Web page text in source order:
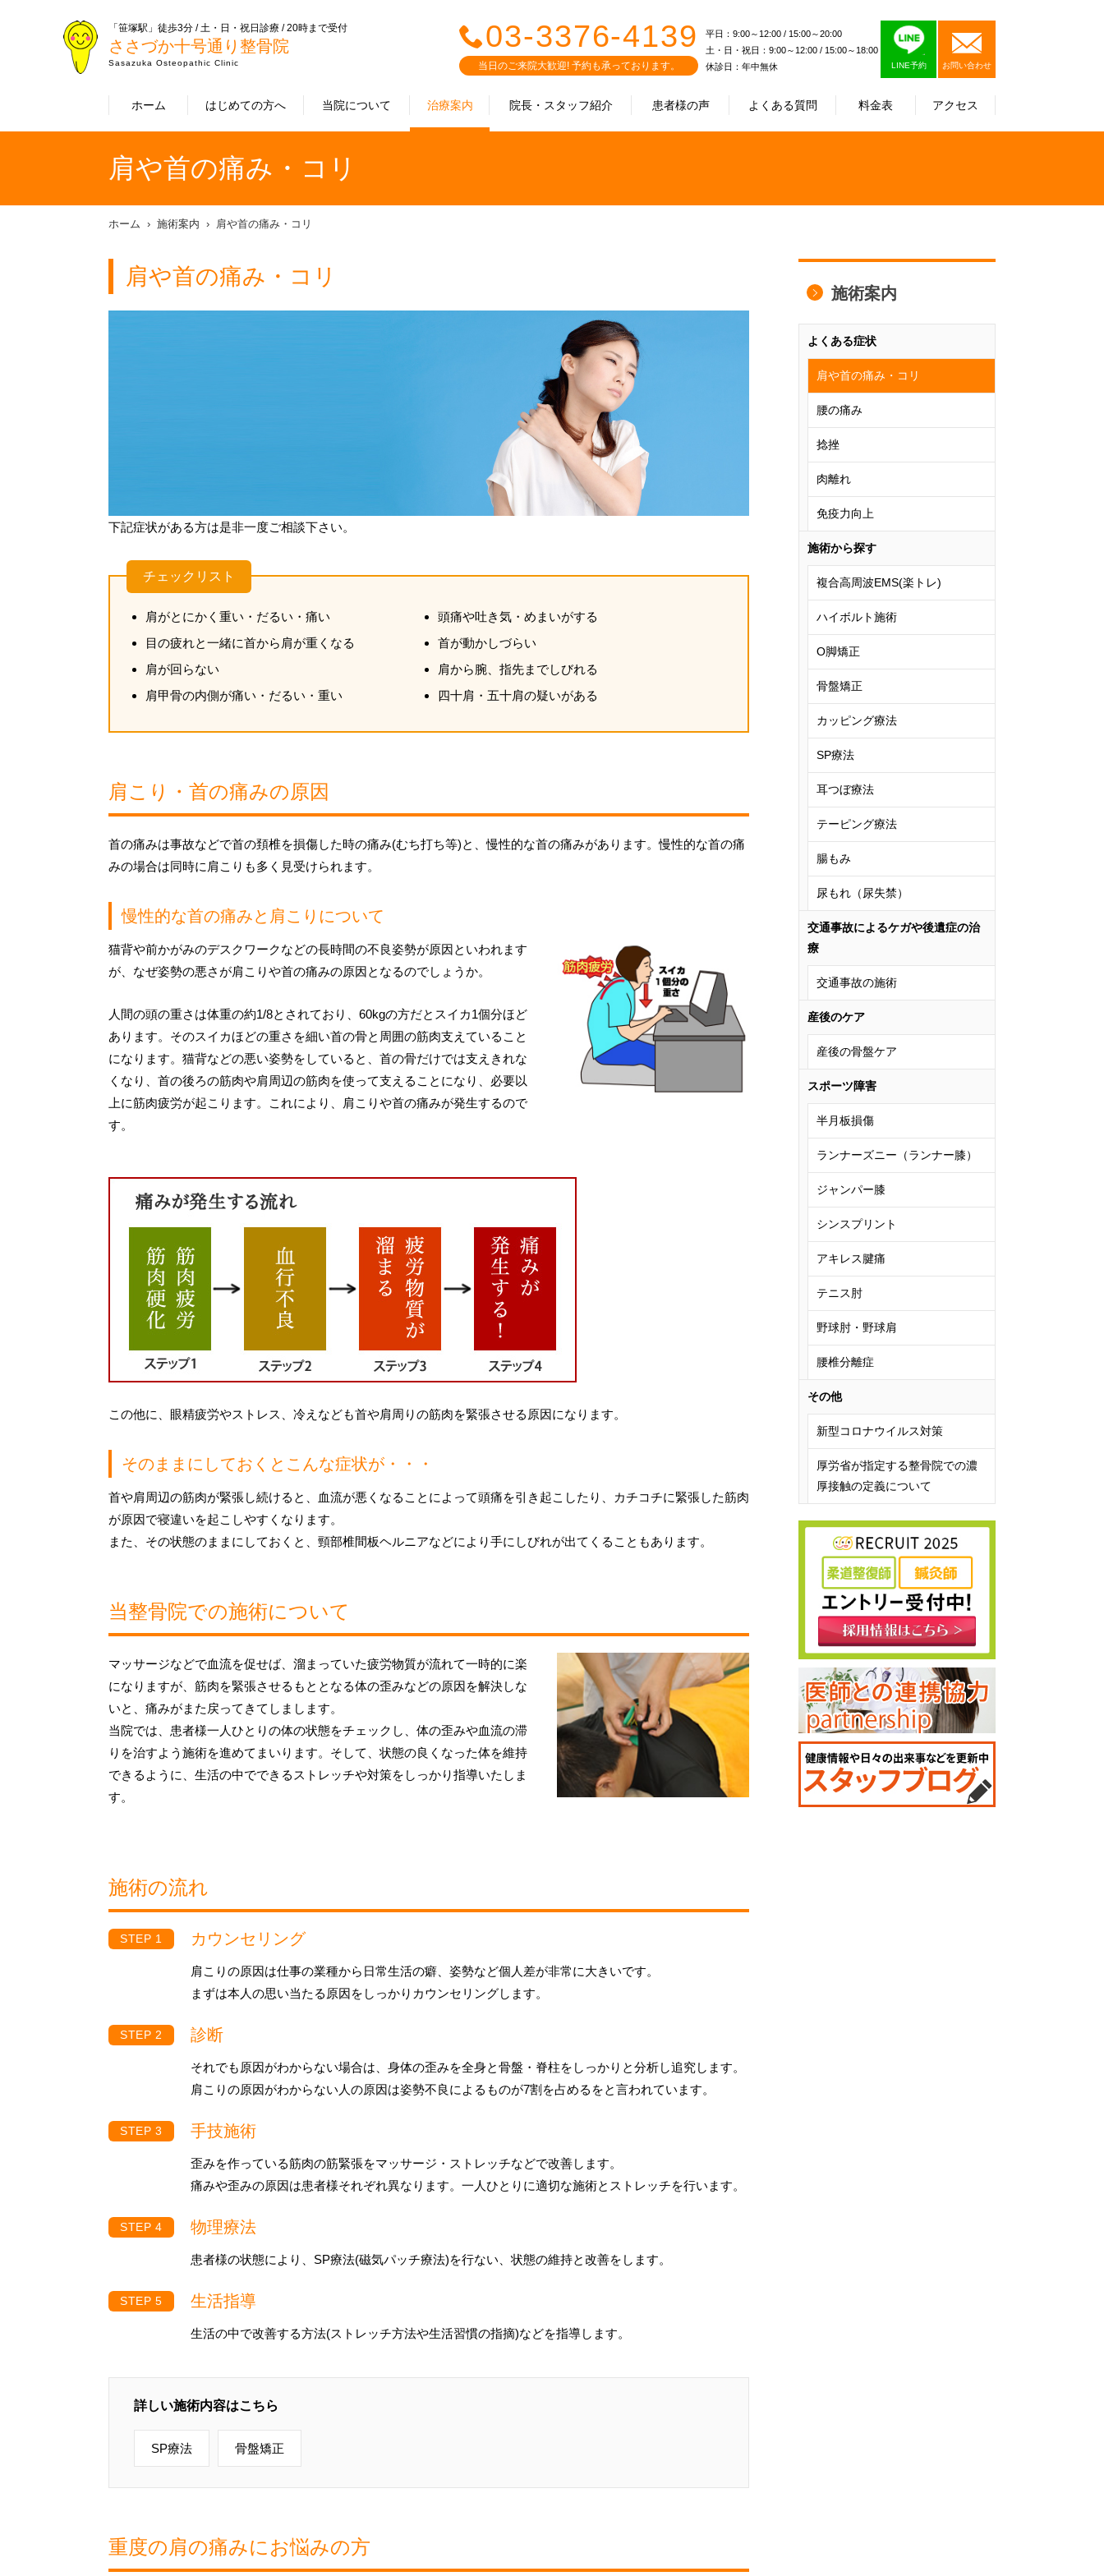
「笹塚駅」徒歩3分 / 土・日・祝日診療 / 20時まで受付
ささづか十号通り整骨院
Sasazuka Osteopathic Clinic
ホーム はじめての方へ 当院について 治療案内 院長・スタッフ紹介 患者様の声 よくある質問 料金表 アクセス
03-3376-4139
当日のご来院大歓迎! 予約も承っております。
平日：9:00～12:00 / 15:00～20:00
土・日・祝日：9:00～12:00 / 15:00～18:00
休診日：年中無休
LINE予約 お問い合わせ
肩や首の痛み・コリ
ホーム 施術案内 肩や首の痛み・コリ
肩や首の痛み・コリ
下記症状がある方は是非一度ご相談下さい。
チェックリスト
肩がとにかく重い・だるい・痛い
頭痛や吐き気・めまいがする
目の疲れと一緒に首から肩が重くなる
首が動かしづらい
肩が回らない
肩から腕、指先までしびれる
肩甲骨の内側が痛い・だるい・重い
四十肩・五十肩の疑いがある
肩こり・首の痛みの原因
首の痛みは事故などで首の頚椎を損傷した時の痛み(むち打ち等)と、慢性的な首の痛みがあります。慢性的な首の痛
みの場合は同時に肩こりも多く見受けられます。
慢性的な首の痛みと肩こりについて
猫背や前かがみのデスクワークなどの長時間の不良姿勢が原因といわれます
が、なぜ姿勢の悪さが肩こりや首の痛みの原因となるのでしょうか。
人間の頭の重さは体重の約1/8とされており、60kgの方だとスイカ1個分ほど
あります。そのスイカほどの重さを細い首の骨と周囲の筋肉支えていること
になります。猫背などの悪い姿勢をしていると、首の骨だけでは支えきれな
くなり、首の後ろの筋肉や肩周辺の筋肉を使って支えることになり、必要以
上に筋肉疲労が起こります。これにより、肩こりや首の痛みが発生するので
す。
この他に、眼精疲労やストレス、冷えなども首や肩周りの筋肉を緊張させる原因になります。
そのままにしておくとこんな症状が・・・
首や肩周辺の筋肉が緊張し続けると、血流が悪くなることによって頭痛を引き起こしたり、カチコチに緊張した筋肉
が原因で寝違いを起こしやすくなります。
また、その状態のままにしておくと、頸部椎間板ヘルニアなどにより手にしびれが出てくることもあります。
当整骨院での施術について
マッサージなどで血流を促せば、溜まっていた疲労物質が流れて一時的に楽
になりますが、筋肉を緊張させるもととなる体の歪みなどの原因を解決しな
いと、痛みがまた戻ってきてしまします。
当院では、患者様一人ひとりの体の状態をチェックし、体の歪みや血流の滞
りを治すよう施術を進めてまいります。そして、状態の良くなった体を維持
できるように、生活の中でできるストレッチや対策をしっかり指導いたしま
す。
施術の流れ
カウンセリング
肩こりの原因は仕事の業種から日常生活の癖、姿勢など個人差が非常に大きいです。
まずは本人の思い当たる原因をしっかりカウンセリングします。
診断
それでも原因がわからない場合は、身体の歪みを全身と骨盤・脊柱をしっかりと分析し追究します。
肩こりの原因がわからない人の原因は姿勢不良によるものが7割を占めるをと言われています。
手技施術
歪みを作っている筋肉の筋緊張をマッサージ・ストレッチなどで改善します。
痛みや歪みの原因は患者様それぞれ異なります。一人ひとりに適切な施術とストレッチを行います。
物理療法
患者様の状態により、SP療法(磁気パッチ療法)を行ない、状態の維持と改善をします。
生活指導
生活の中で改善する方法(ストレッチ方法や生活習慣の指摘)などを指導します。
詳しい施術内容はこちら
SP療法 骨盤矯正
重度の肩の痛みにお悩みの方
施術案内
よくある症状
肩や首の痛み・コリ
腰の痛み
捻挫
肉離れ
免疫力向上
施術から探す
複合高周波EMS(楽トレ)
ハイボルト施術
O脚矯正
骨盤矯正
カッピング療法
SP療法
耳つぼ療法
テーピング療法
腸もみ
尿もれ（尿失禁）
交通事故によるケガや後遺症の治
療
交通事故の施術
産後のケア
産後の骨盤ケア
スポーツ障害
半月板損傷
ランナーズニー（ランナー膝）
ジャンパー膝
シンスプリント
アキレス腱痛
テニス肘
野球肘・野球肩
腰椎分離症
その他
新型コロナウイルス対策
厚労省が指定する整骨院での濃
厚接触の定義について